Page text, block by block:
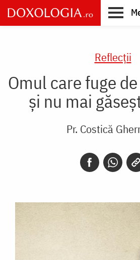
Skip
to
main
Reflecții
Omul care fuge
și nu mai
Pr. Costică